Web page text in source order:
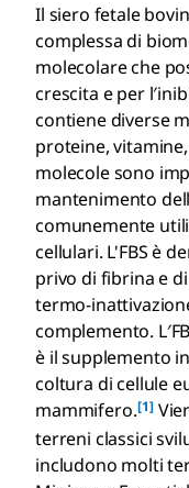
Il siero fetale
complessa di
molecolare che
crescita e per
contiene diverse
proteine,
molecole sono
mantenimento
comunemente
cellulari. L'FBS è
privo di fibrina e
termo-
complemento.
è il supplemento
coltura di cellule
mammifero.[1]
terreni classici
includono molti